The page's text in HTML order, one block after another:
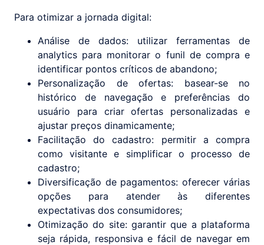
Para otimizar a jornada digital:
Análise de dados: utilizar ferramentas de
analytics para monitorar o funil de compra e
identificar pontos críticos de abandono;
Personalização de ofertas: basear-se no
histórico de navegação e preferências do
usuário para criar ofertas personalizadas e
ajustar preços dinamicamente;
Facilitação do cadastro: permitir a compra
como visitante e simplificar o processo de
cadastro;
Diversificação de pagamentos: oferecer várias
opções para atender às diferentes
expectativas dos consumidores;
Otimização do site: garantir que a plataforma
seja rápida, responsiva e fácil de navegar em